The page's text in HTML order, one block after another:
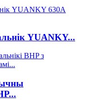
YUANKY...